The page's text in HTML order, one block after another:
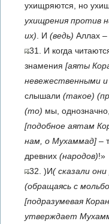
ухищряются, но
ухищрения против
их) . И (ведь) Аллах
31. И когда
знамения [аяты
невежественными
слышали (такое)
(то) мы,
[подобное аятам
нам, о Мухаммад] –
древних (народов)!»
32. )И( сказали они
(обращаясь с
[подразумевая
утверждает